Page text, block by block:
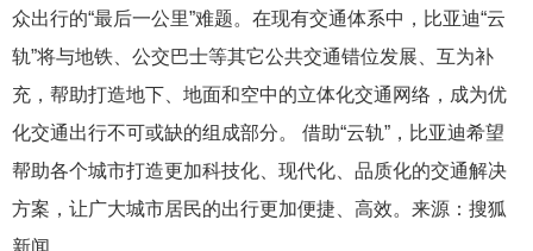
众出行的“最后一公里”难题。在现有交通体系中，比亚迪“云
轨”将与地铁、公交巴士等其它公共交通错位发展、互为补
充，帮助打造地下、地面和空中的立体化交通网络，成为优
化交通出行不可或缺的组成部分。 借助“云轨”，比亚迪希望
帮助各个城市打造更加科技化、现代化、品质化的交通解决
方案，让广大城市居民的出行更加便捷、高效。来源：搜狐
新闻